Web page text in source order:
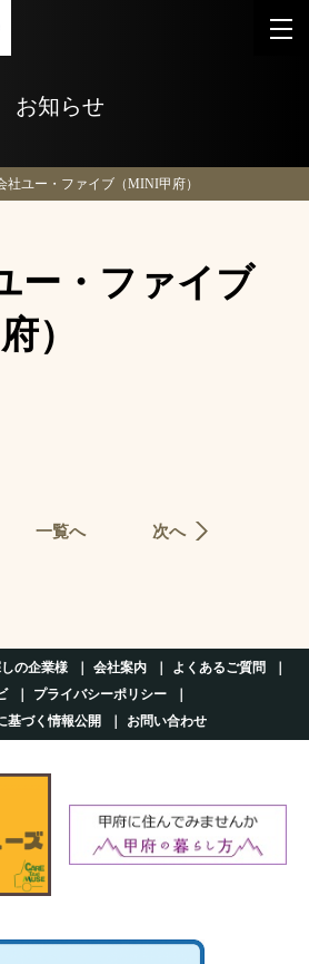
お知らせ
社ユー・ファイブ（MINI甲府）
ー・ファイブ
）
一覧へ 次へ
の企業様 会社案内
よくあるご質問
プライバシーポリシー
基づく情報公開
お問い合わせ